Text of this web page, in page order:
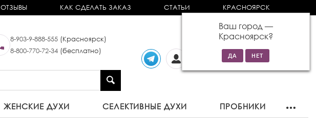
ОТЗЫВЫ КАК СДЕЛАТЬ ЗАКАЗ СТАТЬИ КРАСНОЯРСК
Ваш город —
Красноярск?
8-903-9-888-555 (Красноярск)
8-800-770-72-34 (бесплатно)
0 товаров
на сумму 0р
ЖЕНСКИЕ ДУХИ СЕЛЕКТИВНЫЕ ДУХИ ПРОБНИКИ